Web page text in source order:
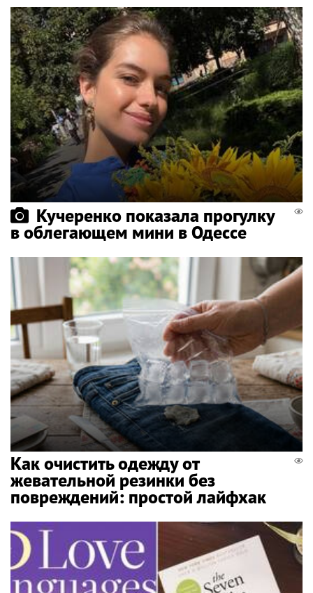
Кучеренко показала прогулку
в облегающем мини в Одессе
Как очистить одежду от
жевательной резинки без
повреждений: простой лайфхак